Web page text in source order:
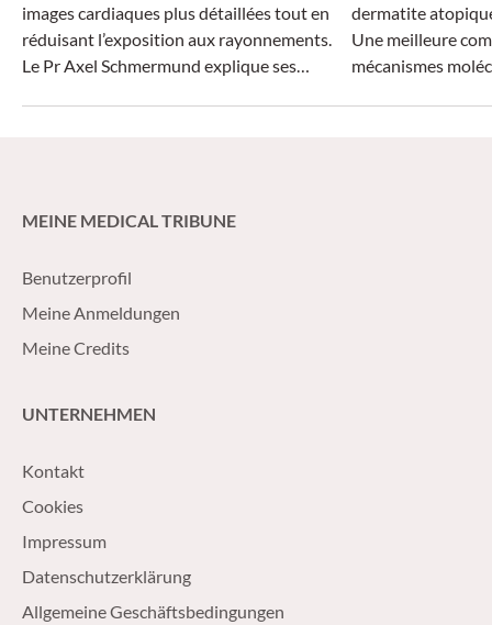
images cardiaques plus détaillées tout en
réduisant l’exposition aux rayonnements.
Le Pr Axel Schmermund explique ses
dermatite
Une meilleure
mécanismes
MEINE MEDICAL TRIBUNE
Benutzerprofil
Meine Anmeldungen
Meine Credits
UNTERNEHMEN
Kontakt
Cookies
Impressum
Datenschutzerklärung
Allgemeine Geschäftsbedingungen